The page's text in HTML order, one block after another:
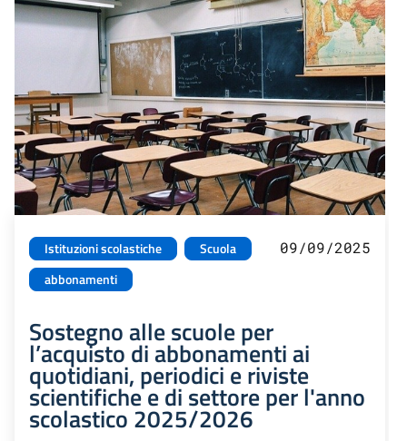
Istituzioni scolastiche
Scuola
abbonamenti
09/09/2025
Sostegno alle scuole per
l’acquisto di abbonamenti ai
quotidiani, periodici e riviste
scientifiche e di settore per l'anno
scolastico 2025/2026